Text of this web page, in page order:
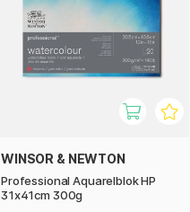
WINSOR & NEWTON
Professional Aquarelblok HP
31x41cm 300g